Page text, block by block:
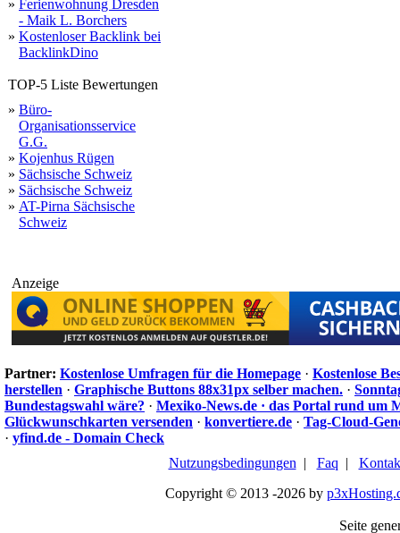
» Ferienwohnung Dresden
- Maik L. Borchers
» Kostenloser Backlink bei
BacklinkDino
TOP-5 Liste Bewertungen
» Büro-
Organisationsservice
G.G.
» Kojenhus Rügen
» Sächsische Schweiz
» Sächsische Schweiz
» AT-Pirna Sächsische
Schweiz
Anzeige
Partner: Kostenlose Umfragen für die Homepage · Kostenlose
herstellen · Graphische Buttons 88x31px selber machen. ·
Bundestagswahl wäre? · Mexiko-News.de · das Portal rund um
Glückwunschkarten versenden · konvertiere.de · Tag-Cloud-
· yfind.de - Domain Check
Nutzungsbedingungen | Faq |
Copyright © 2013 -2026 by
Seite